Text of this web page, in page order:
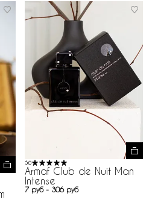
5.0
Armaf Club de Nuit Man
Intense
7 руб - 306 руб